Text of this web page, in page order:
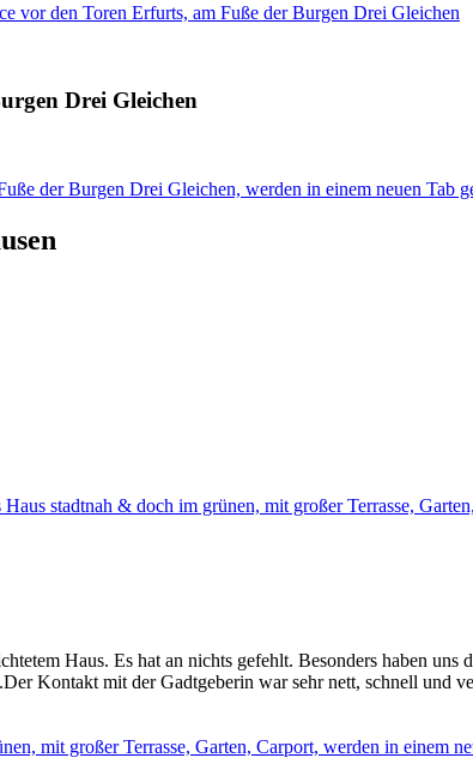
vor den Toren Erfurts, am Fuße der Burgen Drei Gleichen
Drei Gleichen
der Burgen Drei Gleichen, werden in einem neuen Tab
stadtnah & doch im grünen, mit großer Terrasse,
Haus. Es hat an nichts gefehlt. Besonders haben
Kontakt mit der Gadtgeberin war sehr nett, schnell und
mit großer Terrasse, Garten, Carport, werden in einem